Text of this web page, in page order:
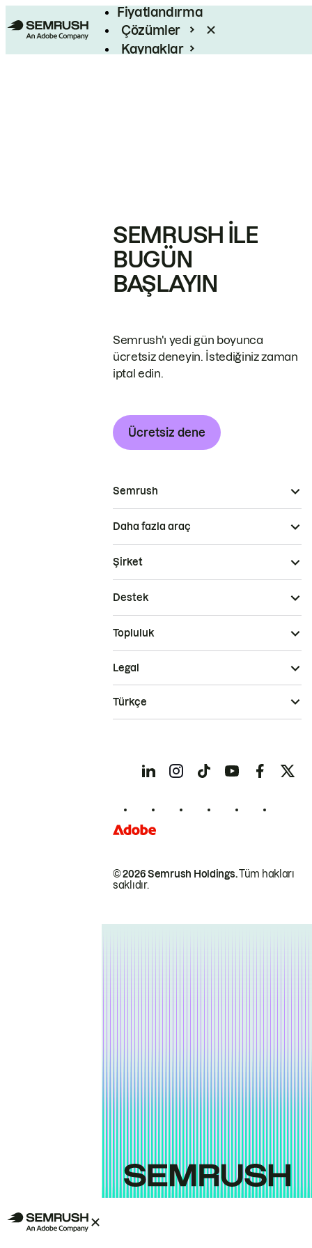
Fiyatlandırma
Çözümler
Kaynaklar
SEMRUSH ILE
BUGÜN
BAŞLAYIN
Semrush'ı yedi gün boyunca
ücretsiz deneyin. İstediğiniz zaman
iptal edin.
Ücretsiz dene
Semrush
Daha fazla araç
Şirket
Destek
Topluluk
© 2026 Semrush Holdings.Tüm hakları
saklıdır.
Legal
Türkçe